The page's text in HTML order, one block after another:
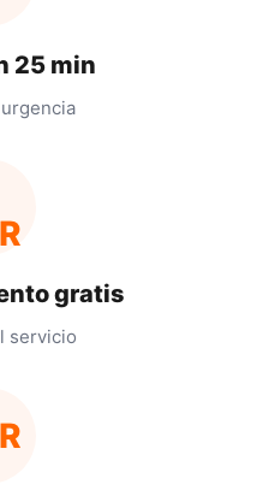
25 min
gratis
servicio